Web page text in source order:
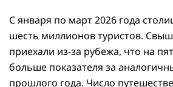
С января по март 2026 года
шесть миллионов туристов.
приехали из-за рубежа, что на
больше показателя за
прошлого года. Число